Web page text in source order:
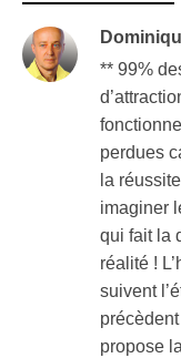
** 99%
perdues
la
imaginer
qui fait la
réalité !
suivent
propose